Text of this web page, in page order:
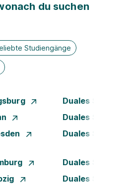
du suchen
Studiengänge
Duales Studium
Duales Studium
Duales Studium
Duales Studium
Duales Studium